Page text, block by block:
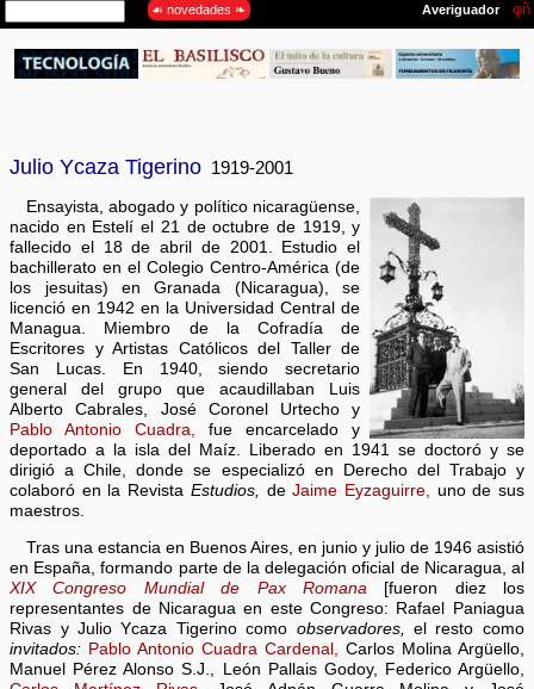
Julio Ycaza Tigerino 1919-2001
Ensayista, abogado y político nicaragüense,
nacido en Estelí el 21 de octubre de 1919, y
fallecido el 18 de abril de 2001. Estudio el
bachillerato en el Colegio Centro-América (de
los jesuitas) en Granada (Nicaragua), se
licenció en 1942 en la Universidad Central de
Managua. Miembro de la Cofradía de
Escritores y Artistas Católicos del Taller de
San Lucas. En 1940, siendo secretario
general del grupo que acaudillaban Luis
Alberto Cabrales, José Coronel Urtecho y
Pablo Antonio Cuadra, fue encarcelado y
deportado a la isla del Maíz. Liberado en 1941 se doctoró y se
dirigió a Chile, donde se especializó en Derecho del Trabajo y
colaboró en la Revista Estudios, deJaime Eyzaguirre, uno de sus
maestros.
Tras una estancia en Buenos Aires, en junio y julio de 1946 asistió
en España, formando parte de la delegación oficial de Nicaragua, al
XIX Congreso Mundial de Pax Romana [fueron diez los
representantes de Nicaragua en este Congreso: Rafael Paniagua
Rivas y Julio Ycaza Tigerino como observadores,
el resto como
invitados: Pablo Antonio Cuadra Cardenal,
Carlos Molina Argüello,
Manuel Pérez Alonso S.J., León Pallais Godoy, Federico Argüello,